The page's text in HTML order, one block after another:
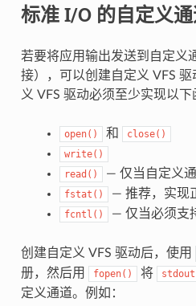
标准 I/O 的自定义
若要将应用输出发送到自定义
接），可以创建自定义 VFS 驱
义 VFS 驱动必须至少实现以下
open() 和
close()
write()
read()
— 仅当自定义
fstat() — 推荐，实现
fcntl() — 仅当必须支
创建自定义 VFS 驱动后，使用
册，然后用
fopen() 将 stdout
定义通道。例如：